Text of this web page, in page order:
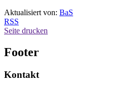
Aktualisiert von: BaS
RSS
Seite drucken
Footer
Kontakt